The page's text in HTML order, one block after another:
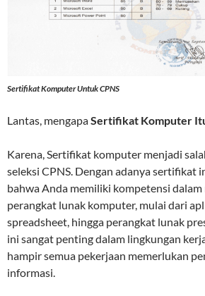
Sertifikat Komputer Untuk CPNS
Lantas, mengapaSertifikat Komputer
Karena, Sertifikat komputer menjadi
seleksi CPNS. Dengan adanya sertifikat
bahwa Anda memiliki kompetensi dalam
perangkat lunak komputer, mulai dari
spreadsheet, hingga perangkat lunak
ini sangat penting dalam lingkungan
hampir semua pekerjaan memerlukan
informasi.